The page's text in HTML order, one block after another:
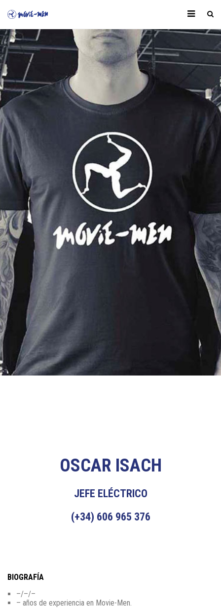
OSCAR ISACH
JEFE ELÉCTRICO
(+34) 606 965 376
BIOGRAFÍA
–/–/–
– años de experiencia en Movie-Men.